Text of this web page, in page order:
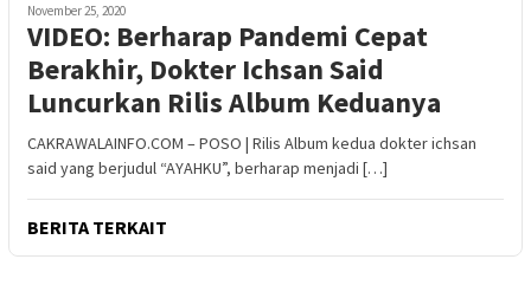
November 25, 2020
VIDEO: Berharap Pandemi Cepat
Berakhir, Dokter Ichsan Said
Luncurkan Rilis Album Keduanya
CAKRAWALAINFO.COM – POSO | Rilis Album kedua dokter ichsan
said yang berjudul “AYAHKU”, berharap menjadi […]
BERITA TERKAIT